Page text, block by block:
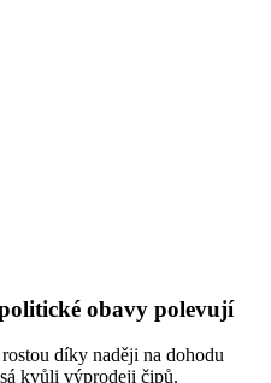
obavy polevují
rostou díky naději na dohodu
kvůli výprodeji čipů.